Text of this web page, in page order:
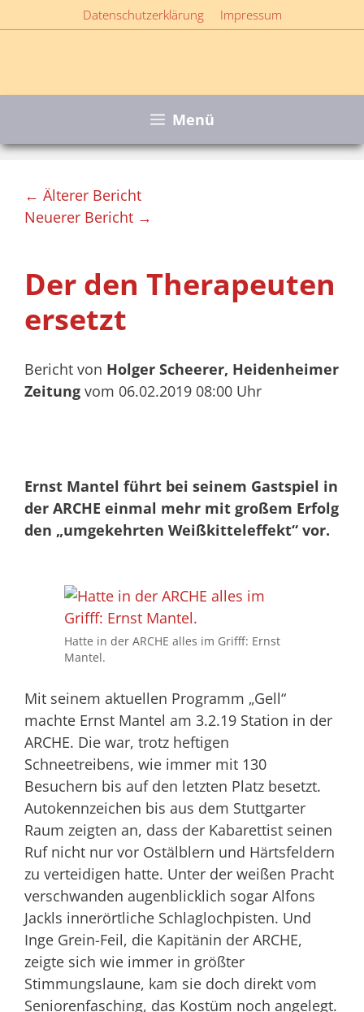
Inhalt
Datenschutzerklärung Impressum
Menü
← Älterer Bericht
Neuerer Bericht →
Der den Therapeuten
ersetzt
Bericht von Holger Scheerer, Heidenheimer
Zeitung vom 06.02.2019 08:00 Uhr
Ernst Mantel führt bei seinem Gastspiel in
der ARCHE einmal mehr mit großem Erfolg
den „umgekehrten Weißkitteleffekt“ vor.
Hatte in der ARCHE alles im Grifff: Ernst
Mantel.
Mit seinem aktuellen Programm „Gell“
machte Ernst Mantel am 3.2.19 Station in der
ARCHE. Die war, trotz heftigen
Schneetreibens, wie immer mit 130
Besuchern bis auf den letzten Platz besetzt.
Autokennzeichen bis aus dem Stuttgarter
Raum zeigten an, dass der Kabarettist seinen
Ruf nicht nur vor Ostälblern und Härtsfeldern
zu verteidigen hatte. Unter der weißen Pracht
verschwanden augenblicklich sogar Alfons
Jackls innerörtliche Schlaglochpisten. Und
Inge Grein-Feil, die Kapitänin der ARCHE,
zeigte sich wie immer in größter
Stimmungslaune, kam sie doch direkt vom
Seniorenfasching, das Kostüm noch angelegt.